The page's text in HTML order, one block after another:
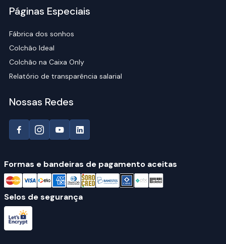
Páginas Especiais
Fábrica dos sonhos
Colchão Ideal
Colchão na Caixa Only
Relatório de transparência salarial
Nossas Redes
Formas e bandeiras de pagamento aceitas
Selos de segurança